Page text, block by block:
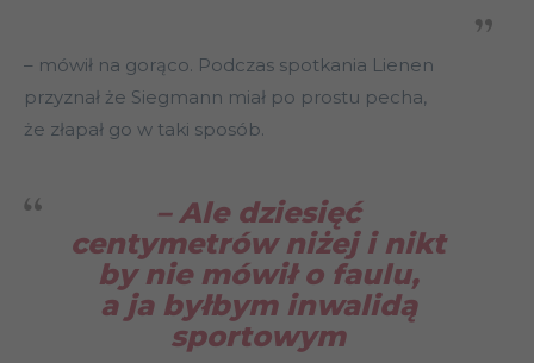
– mówił na gorąco. Podczas spotkania Lienen
przyznał że Siegmann miał po prostu pecha,
że złapał go w taki sposób.
– Ale dziesięć
centymetrów niżej i nikt
by nie mówił o faulu,
a ja byłbym inwalidą
sportowym